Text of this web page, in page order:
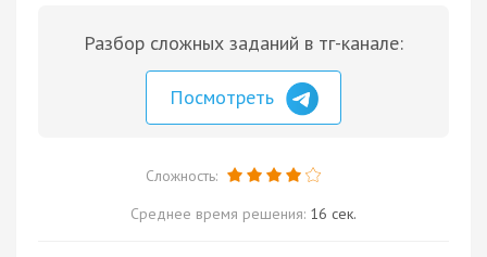
Разбор сложных заданий в тг-канале:
Посмотреть
Сложность:
Среднее время решения: 16 сек.